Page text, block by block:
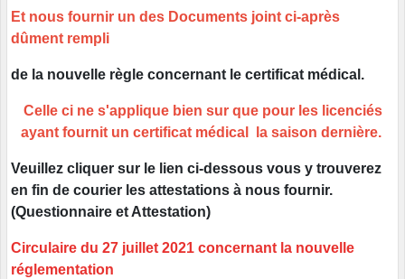
Et nous fournir un des Documents joint ci-après
dûment rempli
de la nouvelle règle concernant le certificat médical.
Celle ci ne s'applique bien sur que pour les licenciés
ayant fournit un certificat médical la saison dernière.
Veuillez cliquer sur le lien ci-dessous vous y trouverez
en fin de courier les attestations à nous fournir.
(Questionnaire et Attestation)
Circulaire du 27 juillet 2021 concernant la nouvelle
réglementation